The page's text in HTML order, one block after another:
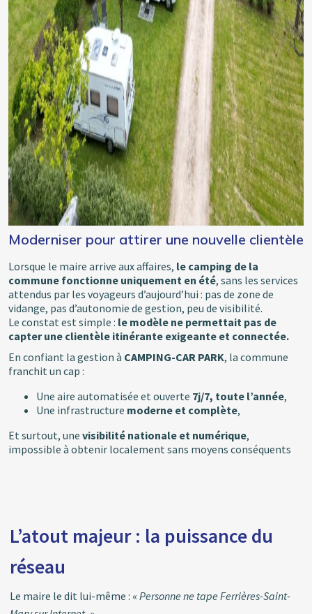
Moderniser pour attirer une nouvelle clientèle
Lorsque le maire arrive aux affaires, le camping de la
commune fonctionne uniquement en été, sans les services
attendus par les voyageurs d’aujourd’hui : pas de zone de
vidange, pas d’autonomie de gestion, peu de visibilité.
Le constat est simple : le modèle ne permettait pas de
capter une clientèle itinérante exigeante et connectée.
En confiant la gestion à CAMPING-CAR PARK, la commune
franchit un cap :
Une aire automatisée et ouverte 7j/7, toute l’année,
Une infrastructure moderne et complète,
Et surtout, une visibilité nationale et numérique,
impossible à obtenir localement sans moyens conséquents
L’atout majeur : la puissance du
réseau
Le maire le dit lui-même : « Personne ne tape Ferrières-Saint-